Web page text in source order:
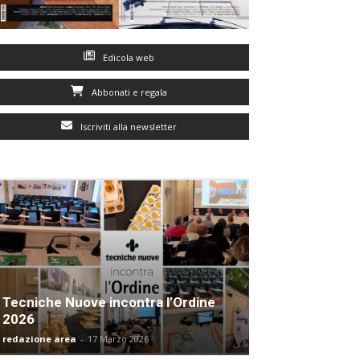
Edicola web
Abbonati e regala
Iscriviti alla newsletter
Tecniche Nuove incontra l’Ordine
2026
redazione area - 17 Marzo 2026